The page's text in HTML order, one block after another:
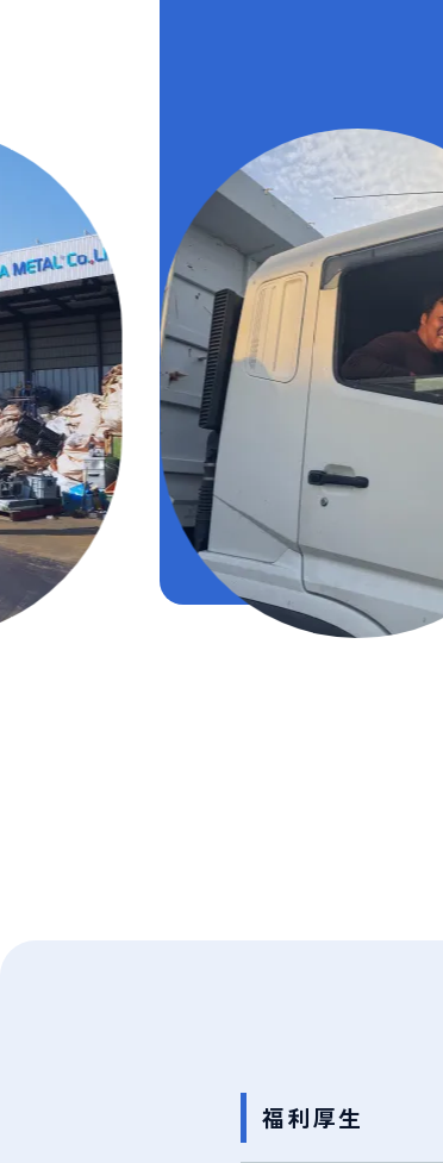
福利厚生